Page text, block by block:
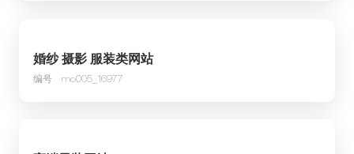
婚纱 摄影 服装类网站
编号 mo005_16977